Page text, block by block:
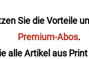
Sie die Vorteile
Premium-Abos.
alle Artikel aus